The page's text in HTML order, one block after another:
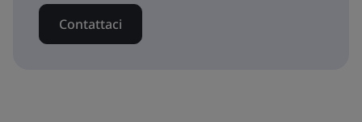
Contattaci